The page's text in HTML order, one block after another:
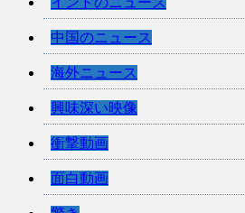
中国のニュース
海外ニュース
興味深い映像
衝撃動画
面白動画